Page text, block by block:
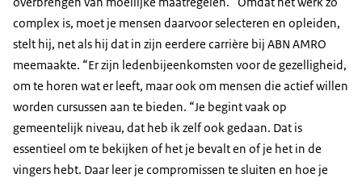
complex is, moet je mensen daarvoor selecteren en opleiden,
stelt hij, net als hij dat in zijn eerdere carrière bij ABN AMRO
meemaakte. “Er zijn ledenbijeenkomsten voor de gezelligheid,
om te horen wat er leeft, maar ook om mensen die actief willen
worden cursussen aan te bieden. “Je begint vaak op
gemeentelijk niveau, dat heb ik zelf ook gedaan. Dat is
essentieel om te bekijken of het je bevalt en of je het in de
vingers hebt. Daar leer je compromissen te sluiten en hoe je